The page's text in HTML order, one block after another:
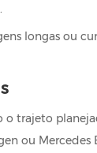
longas ou
trajeto
ou